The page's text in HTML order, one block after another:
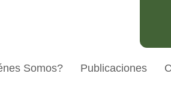
Somos? Publicaciones